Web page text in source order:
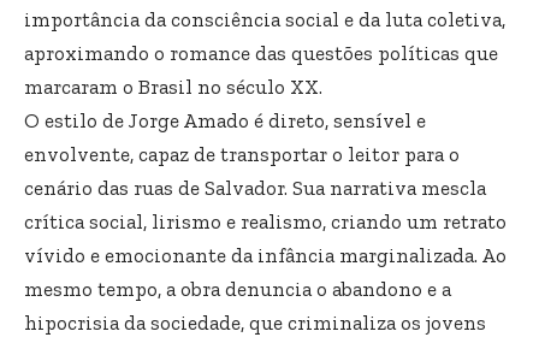
importância da consciência social e da luta coletiva,
aproximando o romance das questões políticas que
marcaram o Brasil no século XX.
O estilo de Jorge Amado é direto, sensível e
envolvente, capaz de transportar o leitor para o
cenário das ruas de Salvador. Sua narrativa mescla
crítica social, lirismo e realismo, criando um retrato
vívido e emocionante da infância marginalizada. Ao
mesmo tempo, a obra denuncia o abandono e a
hipocrisia da sociedade, que criminaliza os jovens